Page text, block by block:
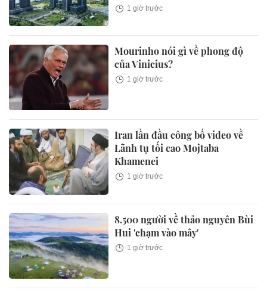
1 giờ trước
Mourinho nói gì về phong độ
của Vinicius?
1 giờ trước
Iran lần đầu công bố video về
Lãnh tụ tối cao Mojtaba
Khamenei
1 giờ trước
8.500 người về thảo nguyên Bùi
Hui 'chạm vào mây'
1 giờ trước